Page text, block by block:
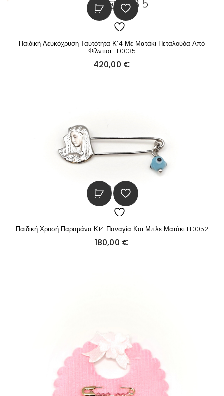
Παιδική Λευκόχρυση Ταυτότητα Κ14 Με Ματάκι Πεταλούδα Από
Φίλντισι TF0035
420,00 €
Παιδική Χρυσή Παραμάνα Κ14 Παναγία Και Μπλε Ματάκι FL0052
180,00 €